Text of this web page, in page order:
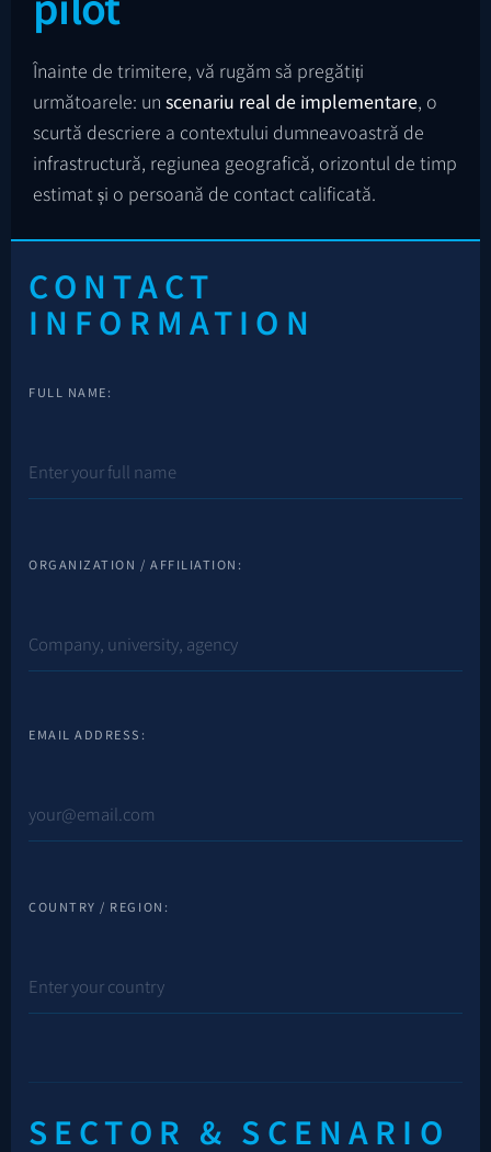
Înainte de trimitere, vă rugăm să pregătiți
următoarele: un scenariu real de implementare, o
scurtă descriere a contextului dumneavoastră de
infrastructură, regiunea geografică, orizontul de timp
estimat și o persoană de contact calificată.
CONTACT
INFORMATION
FULL NAME:
ORGANIZATION / AFFILIATION:
EMAIL ADDRESS:
COUNTRY / REGION:
SECTOR & SCENARIO